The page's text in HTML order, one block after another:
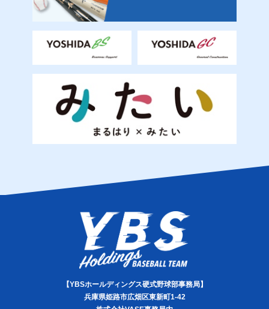
【YBSホールディングス硬式野球部事務局】
兵庫県姫路市広畑区東新町1-42